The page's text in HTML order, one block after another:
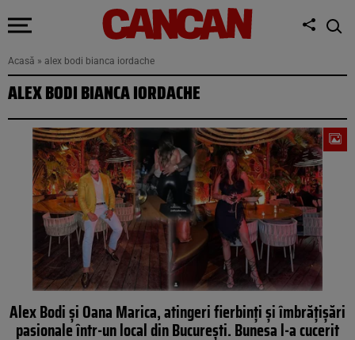
Acasă » alex bodi bianca iordache
ALEX BODI BIANCA IORDACHE
Alex Bodi și Oana Marica, atingeri fierbinți și îmbrățișări
pasionale într-un local din București. Bunesa l-a cucerit